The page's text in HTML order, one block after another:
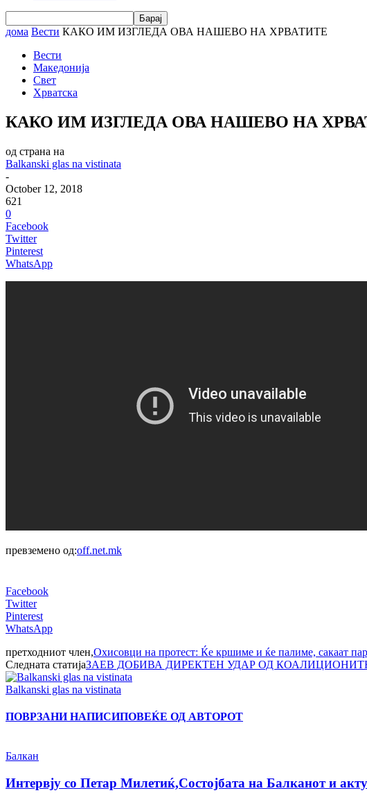
дома Вести КАКО ИМ ИЗГЛЕДА ОВА НАШЕВО НА ХРВАТИТЕ
Вести
Македонија
Свет
Хрватска
КАКО ИМ ИЗГЛЕДА ОВА НАШЕВО НА
од страна на
Balkanski glas na vistinata
-
October 12, 2018
621
0
Facebook
Twitter
Pinterest
WhatsApp
превземено од:off.net.mk
Facebook
Twitter
Pinterest
WhatsApp
претходниот член,Охисовци на протест: Ќе кршиме и ќе палиме, сакаат
Следната статијаЗАЕВ ДОБИВА ДИРЕКТЕН УДАР ОД
Balkanski glas na vistinata
ПОВРЗАНИ НАПИСИПОВЕЌЕ ОД АВТОРОТ
Балкан
Интервју со Петар Милетиќ,Состојбата на Балканот и